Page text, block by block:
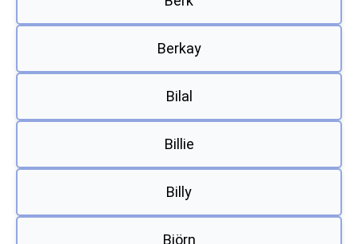
Berkay
Bilal
Billie
Billy
Björn